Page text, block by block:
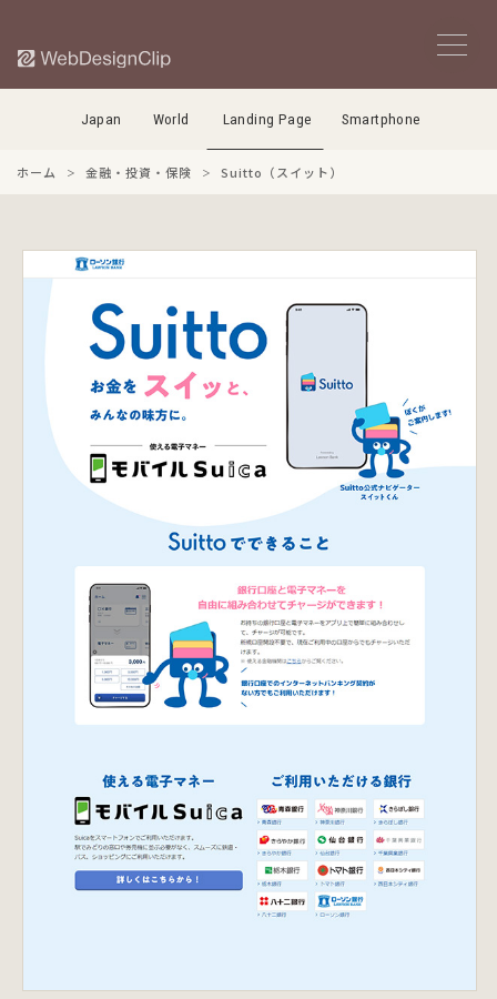
Japan World Landing Page Smartphone
ホーム 金融・投資・保険 Suitto（スイット）